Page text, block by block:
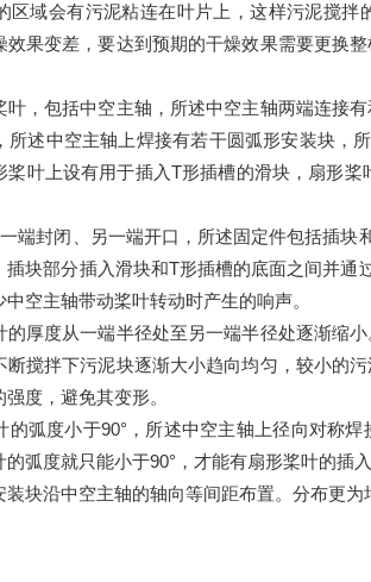
区域会有污泥粘连在叶片上，这样污泥搅
效果变差，要达到预期的干燥效果需要更换
叶，包括中空主轴，所述中空主轴两端连接
所述中空主轴上焊接有若干圆弧形安装块，
桨叶上设有用于插入T形插槽的滑块，扇形
端封闭、另一端开口，所述固定件包括插
插块部分插入滑块和T形插槽的底面之间并
空主轴带动桨叶转动时产生的响声。
的厚度从一端半径处至另一端半径处逐渐缩
断搅拌下污泥块逐渐大小趋向均匀，较小的
度，避免其变形。
的弧度小于90°，所述中空主轴上径向对称
弧度就只能小于90°，才能有扇形桨叶的插入
块沿中空主轴的轴向等间距布置。分布更为